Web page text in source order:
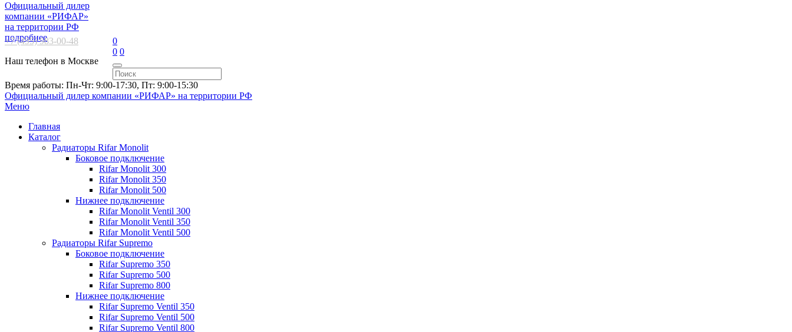
Официальный дилер
компании «РИФАР»
на территории РФ
подробнее
+7 (495) 983-00-48
Наш телефон в Москве
0
0 0
Время работы: Пн-Чт: 9:00-17:30, Пт: 9:00-15:30
Официальный дилер компании «РИФАР» на территории РФ
Меню
Главная
Каталог
Радиаторы Rifar Monolit
Боковое подключение
Rifar Monolit 300
Rifar Monolit 350
Rifar Monolit 500
Нижнее подключение
Rifar Monolit Ventil 300
Rifar Monolit Ventil 350
Rifar Monolit Ventil 500
Радиаторы Rifar Supremo
Боковое подключение
Rifar Supremo 350
Rifar Supremo 500
Rifar Supremo 800
Нижнее подключение
Rifar Supremo Ventil 350
Rifar Supremo Ventil 500
Rifar Supremo Ventil 800